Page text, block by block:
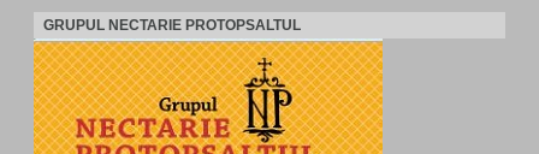
GRUPUL NECTARIE PROTOPSALTUL